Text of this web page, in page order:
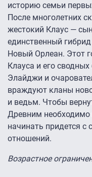
историю семьи
После многолетних
жестокий Клаус —
единственный
Новый Орлеан. Этот
Клауса и его
Элайджи и
враждуют кланы
и ведьм. Чтобы
Древним необходимо
начинать придется с
отношений.
Возрастное